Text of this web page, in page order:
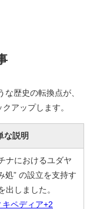
な歴史の転換点が、
アップします。
な説明
ナにおけるユダヤ
処” の設立を支持す
出しました。
キペディア+2